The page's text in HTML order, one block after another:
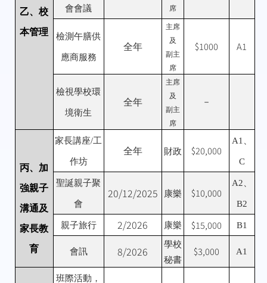
乙、校
本管理
會會議
席
檢測午膳供
應商服務
全年
主席
及
副主
席
$1000 A1
檢視學校環
境衛生
全年
主席
及
副主
席
－
丙、加
強親子
溝通及
家長教
育
家長講座/工
作坊
全年 財政 $20,000
A1
C
聖誕親子聚
會
20/12/2025 康樂 $10,000
A2
B2
親子旅行 2/2026 康樂 $15,000 B1
會訊 8/2026
學校
秘書
$3,000 A1
班際活動，